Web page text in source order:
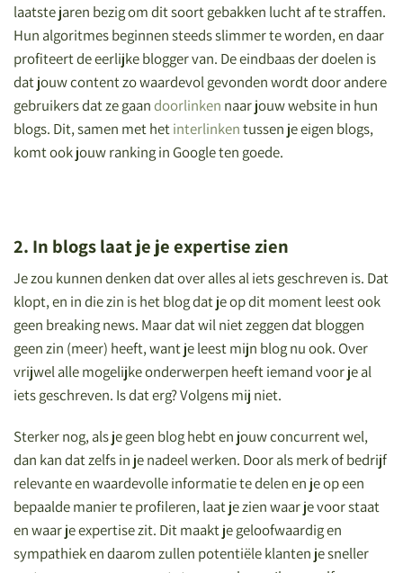
laatste jaren bezig om dit soort gebakken lucht af te straffen.
Hun algoritmes beginnen steeds slimmer te worden, en daar
profiteert de eerlijke blogger van. De eindbaas der doelen is
dat jouw content zo waardevol gevonden wordt door andere
gebruikers dat ze gaan doorlinken naar jouw website in hun
blogs. Dit, samen met hetinterlinkentussen je eigen blogs,
komt ook jouw ranking in Google ten goede.
2. In blogs laat je je expertise zien
Je zou kunnen denken dat over alles al iets geschreven is. Dat
klopt, en in die zin is het blog dat je op dit moment leest ook
geen breaking news. Maar dat wil niet zeggen dat bloggen
geen zin (meer) heeft, want je leest mijn blog nu ook. Over
vrijwel alle mogelijke onderwerpen heeft iemand voor je al
iets geschreven. Is dat erg? Volgens mij niet.
Sterker nog, als je geen blog hebt en jouw concurrent wel,
dan kan dat zelfs in je nadeel werken. Door als merk of bedrijf
relevante en waardevolle informatie te delen en je op een
bepaalde manier te profileren, laat je zien waar je voor staat
en waar je expertise zit. Dit maakt je geloofwaardig en
sympathiek en daarom zullen potentiële klanten je sneller